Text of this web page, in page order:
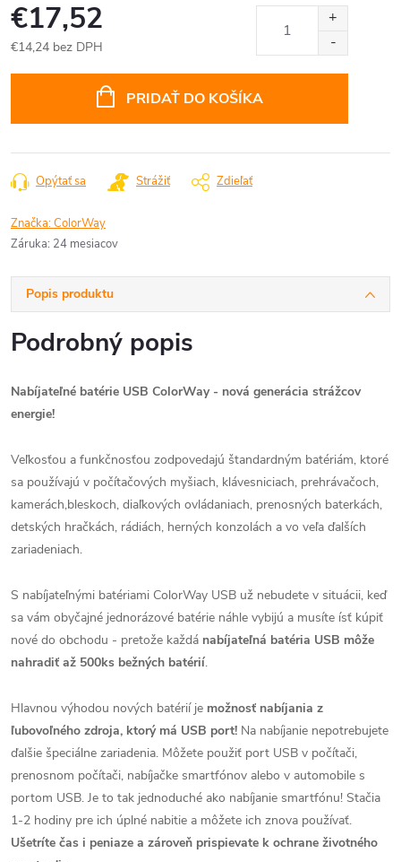
€17,52
€14,24 bez DPH
PRIDAŤ DO KOŠÍKA
Opýtať sa Strážiť Zdieľať
Značka:ColorWay
Záruka: 24 mesiacov
Popis produktu
Podrobný popis
Nabíjateľné batérie USB ColorWay - nová generácia strážcov
energie!
Veľkosťou a funkčnosťou zodpovedajú štandardným batériám, ktoré
sa používajú v počítačových myšiach, klávesniciach, prehrávačoch,
kamerách,bleskoch, diaľkových ovládaniach, prenosných baterkách,
detských hračkách, rádiách, herných konzolách a vo veľa ďalších
zariadeniach.
S nabíjateľnými batériami ColorWay USB už nebudete v situácii, keď
sa vám obyčajné jednorázové batérie náhle vybijú a musíte ísť kúpiť
nové do obchodu - pretože každá nabíjateľná batéria USB môže
nahradiť až 500ks bežných batérií.
Hlavnou výhodou nových batérií je možnosť nabíjania z
ľubovoľného zdroja, ktorý má USB port! Na nabíjanie nepotrebujete
ďalšie špeciálne zariadenia. Môžete použiť port USB v počítači,
prenosnom počítači, nabíjačke smartfónov alebo v automobile s
portom USB. Je to tak jednoduché ako nabíjanie smartfónu! Stačia
1-2 hodiny pre ich úplné nabitie a môžete ich znova používať.
Ušetríte čas i peniaze a zároveň prispievate k ochrane životného